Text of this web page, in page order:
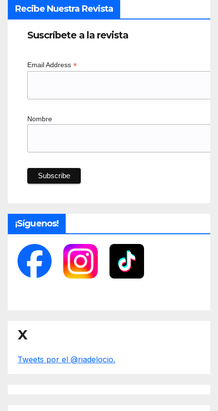
Recibe Nuestra Revista
Suscríbete a la revista
Email Address *
Nombre
¡Síguenos!
X
Tweets por el @riadelocio.